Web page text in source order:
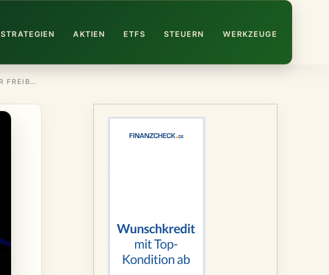
STRATEGIEN AKTIEN ETFS STEUERN WERKZEUGE
GEMEINSCHAFTSDEPOT FÜR DIVIDENDENANLEGER 2026: DOPPELTER FREIBETRAG NUTZEN